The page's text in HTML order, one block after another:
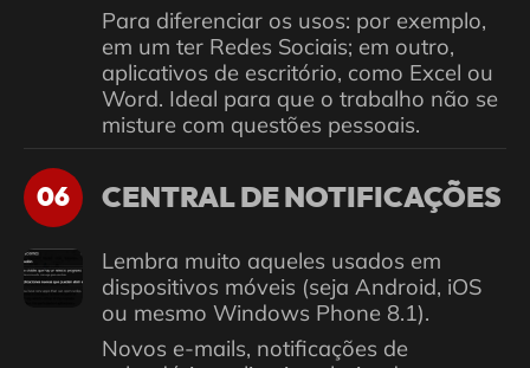
Para diferenciar os usos: por exemplo,
em um ter Redes Sociais; em outro,
aplicativos de escritório, como Excel ou
Word. Ideal para que o trabalho não se
misture com questões pessoais.
06 CENTRAL DE NOTIFICAÇÕES
Lembra muito aqueles usados ​​em
dispositivos móveis (seja Android, iOS
ou mesmo Windows Phone 8.1).
Novos e-mails, notificações de